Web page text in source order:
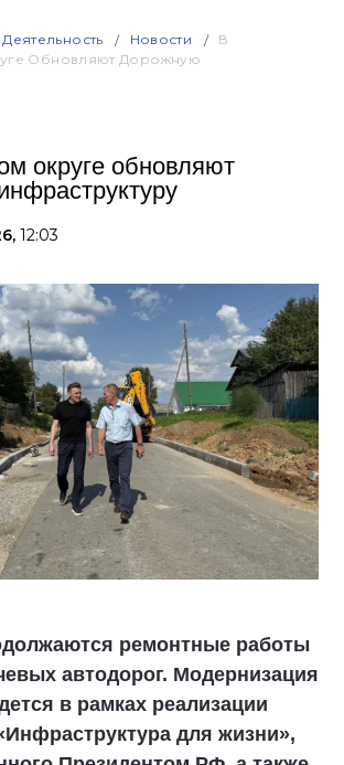
Новости
В
Обновляют Дорожную
округе обновляют
12:03
ремонтные работы
автодорог. Модернизация
в рамках реализации
для жизни»,